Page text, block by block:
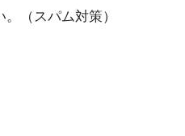
（スパム対策）